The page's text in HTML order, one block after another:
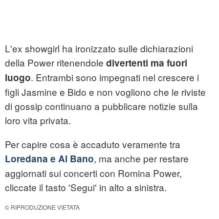
L'ex showgirl ha ironizzato sulle dichiarazioni
della Power ritenendole divertenti ma fuori
luogo. Entrambi sono impegnati nel crescere i
figli Jasmine e Bido e non vogliono che le riviste
di gossip continuano a pubblicare notizie sulla
loro vita privata.
Per capire cosa è accaduto veramente tra
Loredana e Al Bano, ma anche per restare
aggiornati sui concerti con Romina Power,
cliccate il tasto 'Segui' in alto a sinistra.
© RIPRODUZIONE VIETATA